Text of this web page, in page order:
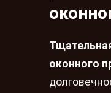
оконного